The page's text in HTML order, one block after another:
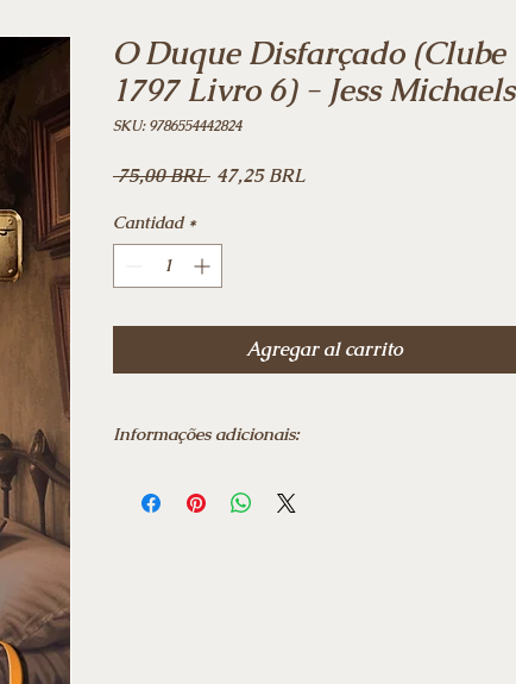
O Duque Disfarçado (Clube
1797 Livro 6) - Jess Michaels
SKU: 9786554442824
75,00 BRL Precio
47,25 BRLPrecio
Cantidad *
Agregar al carrito
Informações adicionais:
Edição: ‎ 1ª